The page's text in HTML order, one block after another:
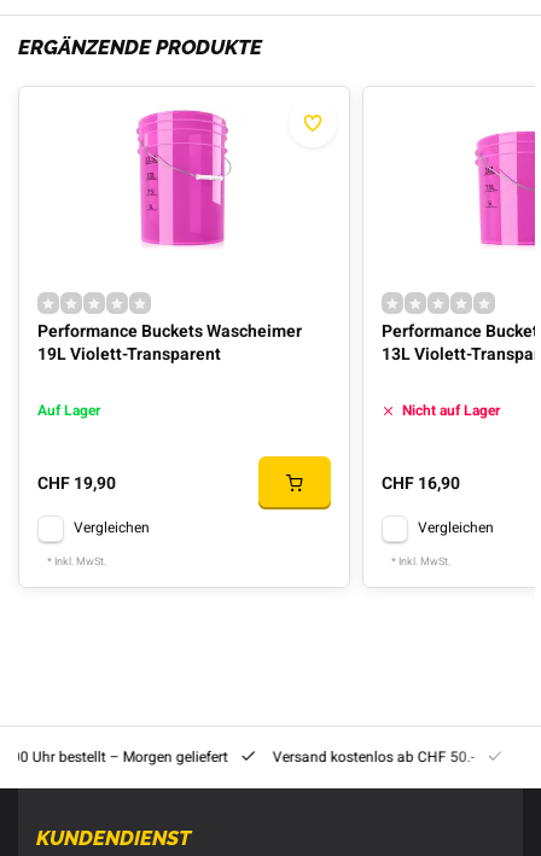
ERGÄNZENDE PRODUKTE
Performance Buckets Wascheimer
19L Violett-Transparent
Auf Lager
CHF 19,90
Vergleichen
* Inkl. MwSt.
Performance
13L Violett-
Nicht auf Lager
CHF 16,90
Vergleichen
* Inkl. MwSt.
Uhr bestellt – Morgen geliefert Versand kostenlos ab CHF 50.-
KUNDENDIENST